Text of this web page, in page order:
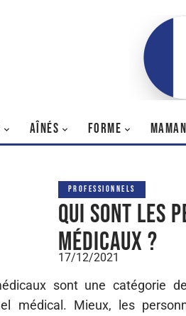
AÎNÉS FORME MAMAN
PROFESSIONNELS
Qui sont les
médicaux ?
17/12/2021
sont une catégorie
médical. Mieux, les